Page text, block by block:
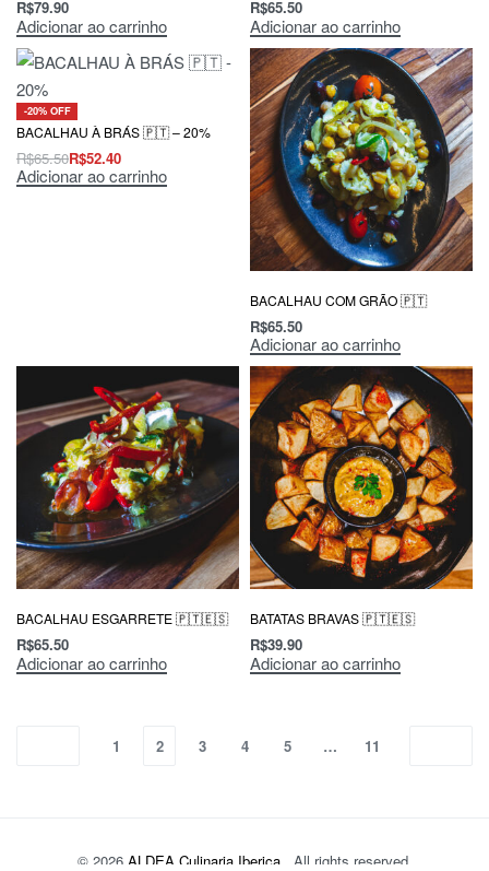
R$79.90
Adicionar ao carrinho
R$65.50
Adicionar ao carrinho
-20% OFF
BACALHAU À BRÁS 🇵🇹 – 20%
R$65.50R$52.40
Adicionar ao carrinho
BACALHAU COM GRÃO 🇵🇹
R$65.50
Adicionar ao carrinho
BACALHAU ESGARRETE 🇵🇹🇪🇸
R$65.50
Adicionar ao carrinho
BATATAS BRAVAS 🇵🇹🇪🇸
R$39.90
Adicionar ao carrinho
1 2 3 4 5 … 11
© 2026 ALDEA Culinaria Iberica . All rights reserved.